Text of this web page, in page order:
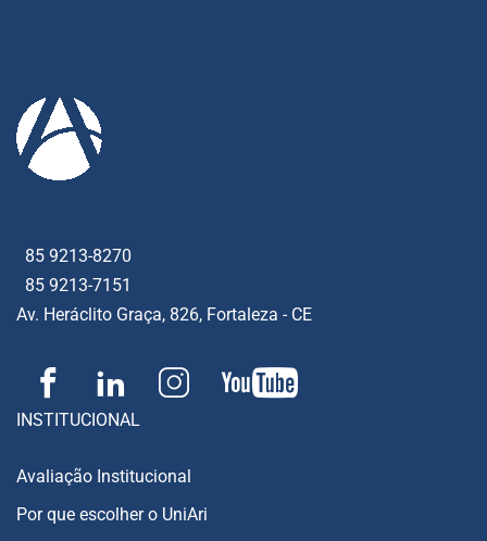
85 9213-8270
85 9213-7151
Av. Heráclito Graça, 826, Fortaleza - CE
INSTITUCIONAL
Avaliação Institucional
Por que escolher o UniAri